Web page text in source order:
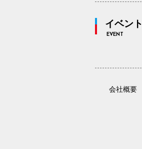
イベント
EVENT
会社概要